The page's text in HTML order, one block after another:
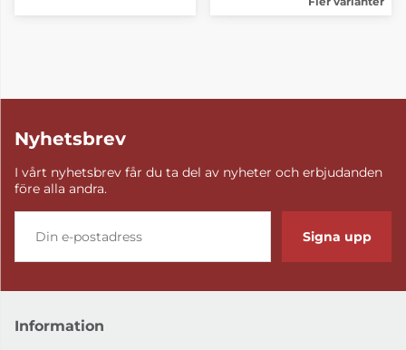
Nyhetsbrev
I vårt nyhetsbrev får du ta del av nyheter och erbjudanden
före alla andra.
Signa upp
Information